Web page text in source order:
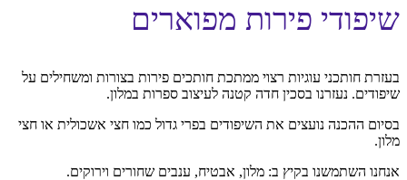
שיפודי פירות מפוארים
בעזרת חותכני עוגיות רצוי ממתכת חותכים פירות בצורות ומשחילים על
שיפודים. נעזרנו בסכין חדה קטנה לעיצוב ספרות במלון.
בסיום ההכנה נועצים את השיפודים בפרי גדול כמו חצי אשכולית או חצי
מלון.
אנחנו השתמשנו בקיץ ב: מלון, אבטיח, ענבים שחורים וירוקים.